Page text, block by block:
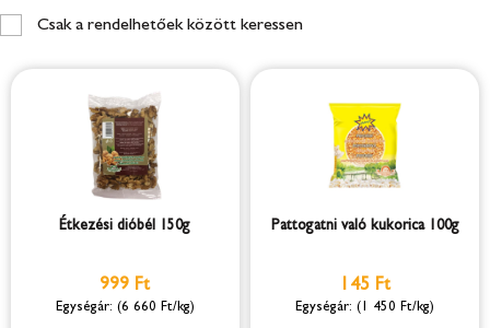
Csak a rendelhetőek között keressen
Étkezési dióbél 150g
999 Ft
(6 660 Ft/kg)
Pattogatni való kukorica 100g
145 Ft
(1 450 Ft/kg)